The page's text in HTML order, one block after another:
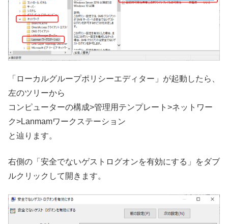
「ローカルグループポリシーエディター」が起動したら、
左のツリーから
コンピューターの構成>管理用テンプレート>ネットワー
ク>Lanmamワークステーション
と辿ります。
右側の「安全でないゲストログオンを有効にする」をダブ
ルクリックして開きます。